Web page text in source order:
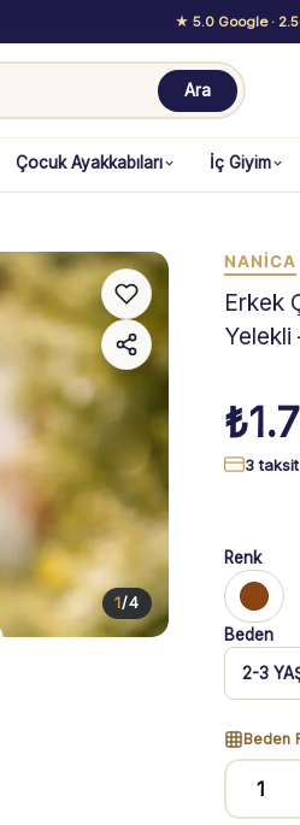
★ 5.0 Google·
Ara
Çocuk Ayakkabıları İç Giyim
1/4
NANICA
Erkek
Yelekli
₺
3
Renk
Beden
2-3
Beden
Erkek